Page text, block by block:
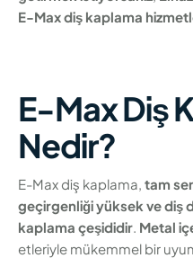
E-Max diş kaplama
E-Max Diş
Nedir?
E-Max diş kaplama, tam
geçirgenliği yüksek ve diş
kaplama çeşididir. Metal
etleriyle mükemmel bir